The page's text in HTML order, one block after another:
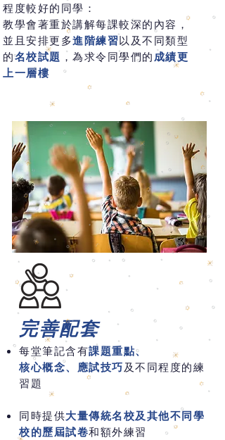
程度較好的同學：
教學會著重於講解每課較深的內容，
並且安排更多進階練習以及不同類型
的名校試題 ，為求令同學們的成績更
上一層樓
完善配套
每堂筆記含有課題重點、
核心概念、應試技巧及不同程度的練
習題
同時提供大量傳統名校及其他不同學
校的歷屆試卷和額外練習